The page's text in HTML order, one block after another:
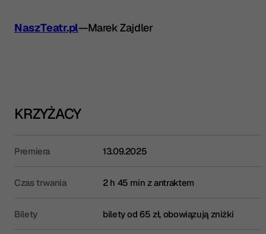
NaszTeatr.pl—Marek Zajdler
KRZYŻACY
Premiera 13.09.2025
Czas trwania 2 h 45 min z antraktem
Bilety bilety od 65 zł, obowiązują zniżki